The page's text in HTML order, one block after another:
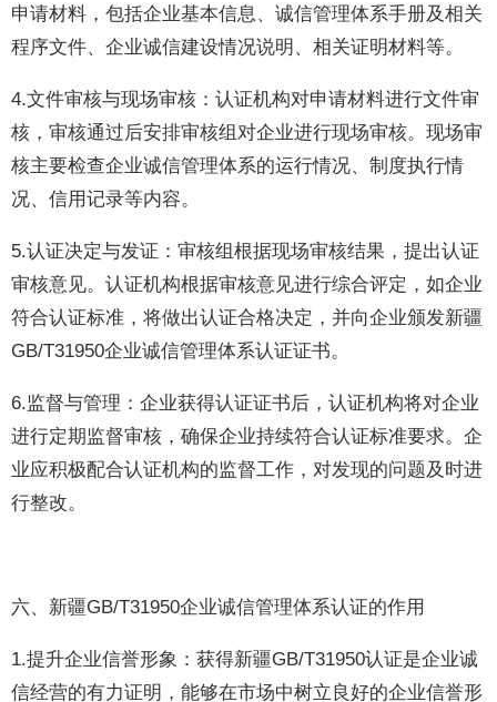
申请材料，包括企业基本信息、诚信管理体系手册及相关
程序文件、企业诚信建设情况说明、相关证明材料等。
4.文件审核与现场审核：认证机构对申请材料进行文件审
核，审核通过后安排审核组对企业进行现场审核。现场审
核主要检查企业诚信管理体系的运行情况、制度执行情
况、信用记录等内容。
5.认证决定与发证：审核组根据现场审核结果，提出认证
审核意见。认证机构根据审核意见进行综合评定，如企业
符合认证标准，将做出认证合格决定，并向企业颁发新疆
GB/T31950企业诚信管理体系认证证书。
6.监督与管理：企业获得认证证书后，认证机构将对企业
进行定期监督审核，确保企业持续符合认证标准要求。企
业应积极配合认证机构的监督工作，对发现的问题及时进
行整改。
六、新疆GB/T31950企业诚信管理体系认证的作用
1.提升企业信誉形象：获得新疆GB/T31950认证是企业诚
信经营的有力证明，能够在市场中树立良好的企业信誉形